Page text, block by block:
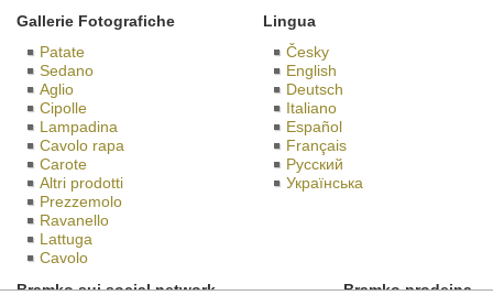
Gallerie Fotografiche
Patate
Sedano
Aglio
Cipolle
Lampadina
Cavolo rapa
Carote
Altri prodotti
Prezzemolo
Ravanello
Lattuga
Cavolo
Lingua
Česky
English
Deutsch
Italiano
Español
Français
Русский
Українська
Bramko sui social network
Bramko prodejna